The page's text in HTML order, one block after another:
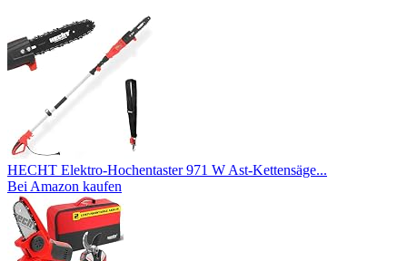
HECHT Elektro-Hochentaster 971 W Ast-Kettensäge...
Bei Amazon kaufen